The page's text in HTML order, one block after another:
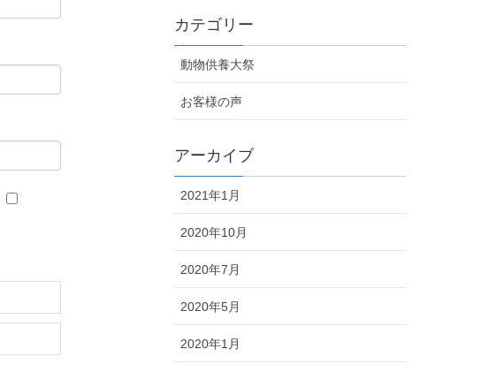
カテゴリー
動物供養大祭
お客様の声
アーカイブ
2021年1月
2020年10月
2020年7月
2020年5月
2020年1月